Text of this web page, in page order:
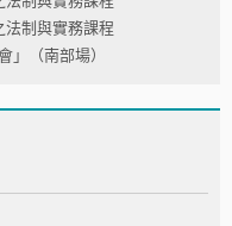
法制與實務課程
」（南部場）